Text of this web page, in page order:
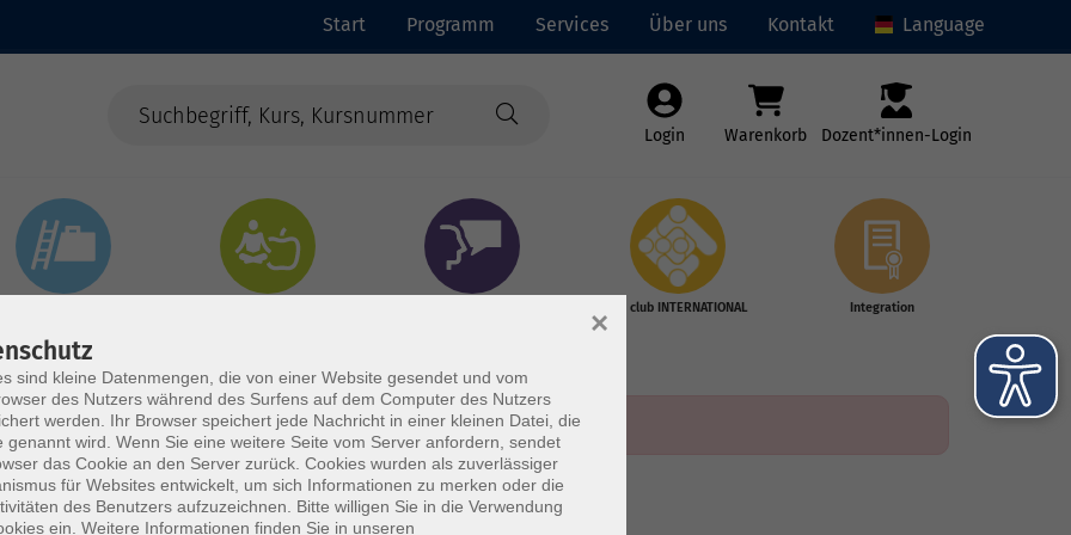
Start Programm Services Über uns Kontakt Language
Login Warenkorb Dozent*innen-Login
vhs club INTERNATIONAL Integration
sind kleine Datenmengen, die von einer Website gesendet und vom
des Nutzers während des Surfens auf dem Computer des Nutzers
werden. Ihr Browser speichert jede Nachricht in einer kleinen Datei, die
genannt wird. Wenn Sie eine weitere Seite vom Server anfordern, sendet
das Cookie an den Server zurück. Cookies wurden als zuverlässiger
für Websites entwickelt, um sich Informationen zu merken oder die
des Benutzers aufzuzeichnen. Bitte willigen Sie in die Verwendung
ein. Weitere Informationen finden Sie in unseren
×